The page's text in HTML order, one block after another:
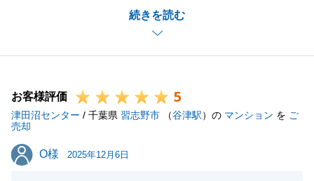
続きを読む
ありがとうございました。
当社でご満足いただける機関でご成約できたこと大変
嬉しく思います。A様のご協力のおかげで無事にお引
今後も何かご不明点、ご要望がございましたら些細な
ことでも構いませんので申し付けください。引き続き
よろしくお願いいたします。
お客様評価 5
津田沼センター / 千葉県 習志野市 （谷津駅）の マンション を ご
売却
O様
O様 2025年12月6日